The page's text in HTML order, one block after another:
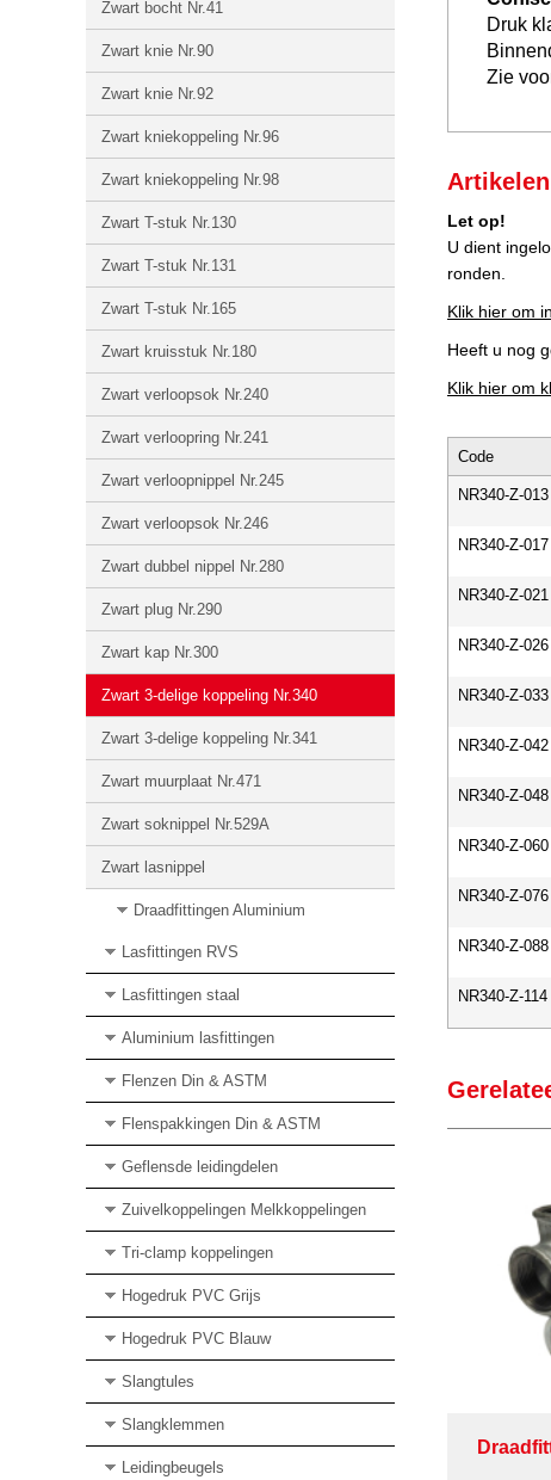
Zwart bocht Nr.41
Zwart knie Nr.90
Zwart knie Nr.92
Zwart kniekoppeling Nr.96
Zwart kniekoppeling Nr.98
Zwart T-stuk Nr.130
Zwart T-stuk Nr.131
Zwart T-stuk Nr.165
Zwart kruisstuk Nr.180
Zwart verloopsok Nr.240
Zwart verloopring Nr.241
Zwart verloopnippel Nr.245
Zwart verloopsok Nr.246
Zwart dubbel nippel Nr.280
Zwart plug Nr.290
Zwart kap Nr.300
Zwart 3-delige koppeling Nr.340
Zwart 3-delige koppeling Nr.341
Zwart muurplaat Nr.471
Zwart soknippel Nr.529A
Zwart lasnippel
Draadfittingen Aluminium
Lasfittingen RVS
Lasfittingen staal
Aluminium lasfittingen
Flenzen Din & ASTM
Flenspakkingen Din & ASTM
Geflensde leidingdelen
Zuivelkoppelingen Melkkoppelingen
Tri-clamp koppelingen
Hogedruk PVC Grijs
Hogedruk PVC Blauw
Slangtules
Slangklemmen
Leidingbeugels
Druk
Zie
Artikelen
Let op!
U dient
ronden.
Klik hier om
Heeft u nog
Klik hier om
Code
NR340-Z-013
NR340-Z-017
NR340-Z-021
NR340-Z-026
NR340-Z-033
NR340-Z-042
NR340-Z-048
NR340-Z-060
NR340-Z-076
NR340-Z-088
NR340-Z-114